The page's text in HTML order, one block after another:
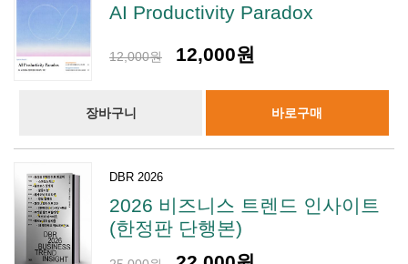
AI Productivity Paradox
12,000원 12,000원
장바구니 바로구매
DBR 2026
2026 비즈니스 트렌드 인사이트
(한정판 단행본)